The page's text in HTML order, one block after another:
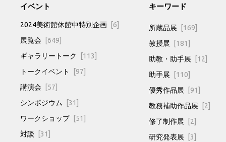
イベント
2024美術館休館中特別企画 [6]
展覧会 [649]
ギャラリートーク [113]
トークイベント [97]
講演会 [57]
シンポジウム [31]
ワークショップ [51]
対談 [31]
キーワード
所蔵品展 [169]
教授展 [181]
助教・助手展 [12]
助手展 [110]
優秀作品展 [91]
教務補助作品展 [2]
修了制作展 [2]
研究発表展 [3]